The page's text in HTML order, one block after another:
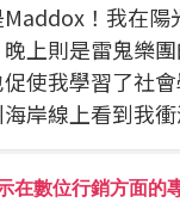
！我在陽
上則是雷鬼樂
使我學習了社
岸線上看到我
在數位行銷方面的